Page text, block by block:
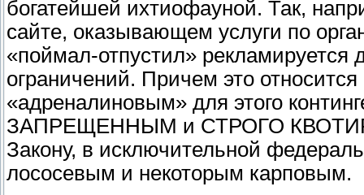
богатейшей ихтиофауной. Так,
сайте, оказывающем услуги по
«поймал-отпустил» рекламируется
ограничений. Причем это
«адреналиновым» для этого
ЗАПРЕЩЕННЫМ и СТРОГО
Закону, в исключительной
лососевым и некоторым карповым.